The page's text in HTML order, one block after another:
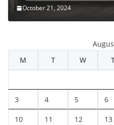
October 21, 2024
M
T W
3 4 5 6
10 11 12 13